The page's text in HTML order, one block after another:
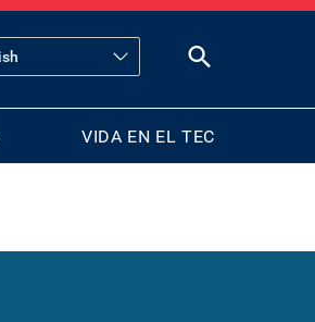
VIDA EN EL TEC